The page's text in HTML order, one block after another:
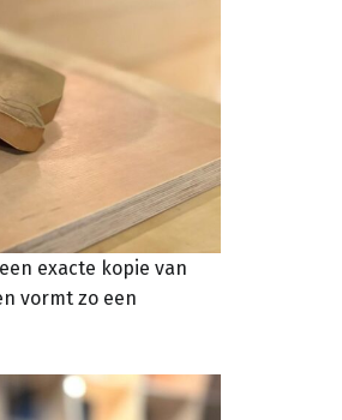
exacte kopie van
vormt zo een